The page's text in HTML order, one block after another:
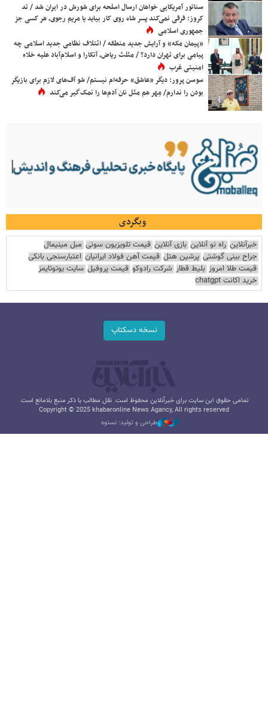
سناتور آمریکایی خواهان ارسال اسلحه برای شورش در ایران شد / تد
کروز: فرقی نمی‌کند پسر شاه روی کار بیاید یا مریم رجوی، هر کسی جز
جمهوری اسلامی
«پیمان مکه» و آرایش جدید منطقه / ائتلاف نظامی جدید اسلامی چه
پیامی برای تهران دارد؟ / مثلث ریاض، آنکارا و اسلام‌آباد علیه خلاء
امنیتی غرب
سوسن پرور: دیگر «عاشق» حرفه‌ام نیستم/ شو آف‌های لازم برای بازیگر
بودن را ندارم/ مِهر هم مثل نان آدم‌ها را نمک‌گیر می‌کند
وبگردی
خبرآنلاین راه نو آنلاین بازی آنلاین قیمت تلویزیون سونی مبل مینیمال
جراح بینی گوشتی پرشین هتل قیمت آهن فولاد ایرانیان اعتبارسنجی بانکی
قیمت طلا امروز بلیط قطار شرکت رادوکو قیمت پروفیل سایت یوتوتایمز
خرید اکانت chatgpt
نسخه دسکتاپ
تمامی حقوق این سایت برای خبرآنلاین محفوظ است. نقل مطالب با ذکر منبع بلامانع است.
Copyright © 2025 khabaronline News Agancy, All rights reserved
طراحی و تولید: نستوه